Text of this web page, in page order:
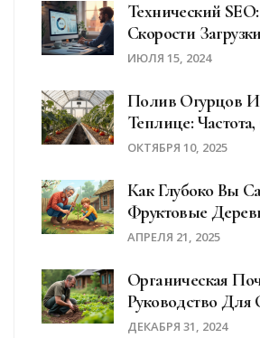
Технический
Скорости
ИЮЛЯ 15, 2024
Полив Огурцов
Теплице:
Система Орошения
ОКТЯБРЯ 10, 2025
Как Глубоко Вы
Фруктовые
Правильной
АПРЕЛЯ 21, 2025
Органическая
Руководство Для
ДЕКАБРЯ 31, 2024